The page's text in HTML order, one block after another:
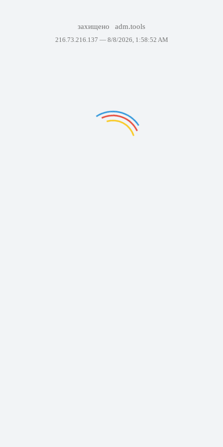
захищено adm.tools
216.73.216.137 — 8/8/2026, 1:58:52 AM